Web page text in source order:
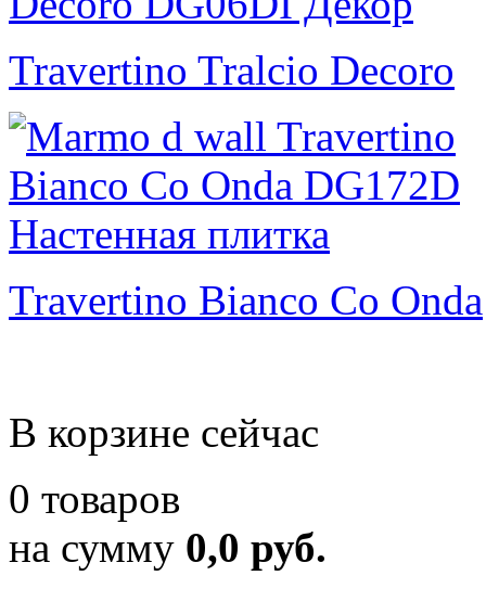
Travertino Tralcio Decoro
Travertino Bianco Co Onda
В корзине сейчас
0 товаров
на сумму 0,0 руб.